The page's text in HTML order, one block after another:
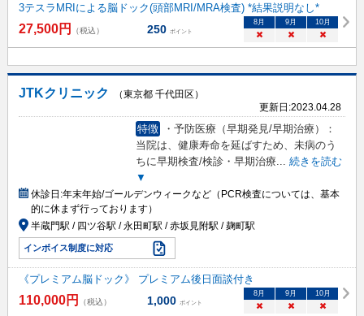
3テスラMRIによる脳ドック(頭部MRI/MRA検査) *結果説明なし*
27,500円 （税込） 250 ポイント
8 月 9 月 10月
× × ×
JTKクリニック
（東京都 千代田区）
更新日:2023.04.28
特徴
・予防医療（早期発見/早期治療）：
当院は、健康寿命を延ばすため、未病のう
ちに早期検査/検診・早期治療
続きを読む
▼
休診日:年末年始/ゴールデンウィークなど（PCR検査については、基本
的に休まず行っております）
半蔵門駅 / 四ツ谷駅 / 永田町駅 / 赤坂見附駅 / 麹町駅
インボイス制度に対応
《プレミアム脳ドック》 プレミアム後日面談付き
110,000円 （税込） 1,000 ポイント
8 月 9 月 10月
× × ×